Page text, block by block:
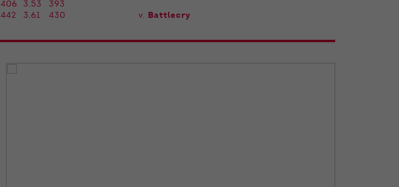
406 3,53
393
442 3,61 430 v. Battlecry